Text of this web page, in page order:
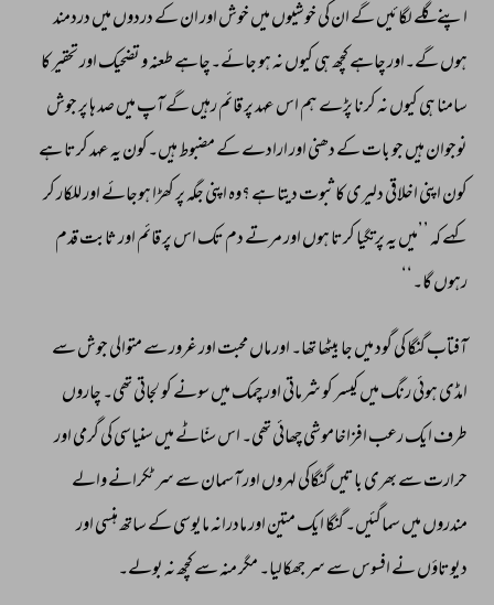
اپنے گلے لگائیں گے ان کی خوشیوں میں خوش اور ان کے دردوں میں دردمند
ہوں گے۔اور چاہے کچھ ہی کیوں نہ ہو جائے۔چاہے طعنہ و تضحیک اور تحقیر کا
سامنا ہی کیوں نہ کرنا پڑے ہم اس عہد پر قائم رہیں گے آپ میں صد ہا پر جوش
نوجوان ہیں جو بات کے دھنی اور ارادے کے مضبوط ہیں۔کون یہ عہد کرتا ہے
کون اپنی اخلاقی دلیری کا ثبوت دیتا ہے ؟وہ اپنی جگہ پر کھڑا ہوجائے اور للکار کر
کہے کہ ’’میں یہ پرتگیا کرتا ہوں اور مرتے دم تک اس پر قائم اور ثابت قدم
رہوں گا۔‘‘
آفتاب گنگا کی گود میں جا بیٹھا تھا۔ اور ماں محبت اور غرور سے متوالی جوش سے
امڈی ہوئی رنگ میں کیسر کو شرماتی اور چمک میں سونے کو لجاتی تھی۔ چاروں
طرف ایک رعب افزاخاموشی چھائی تھی۔ اس سنّاٹے میں سنیاسی کی گرمی اور
حرارت سے بھری باتیں گنگاکی لہروں اور آسمان سے سر ٹکرانے والے
مندروں میں سماگئیں۔ گنگا ایک متین اور مادرانہ مایوسی کے ساتھ ہنسی اور
دیوتاؤں نے افسوس سے سر جھکالیا۔ مگر منہ سے کچھ نہ بولے۔